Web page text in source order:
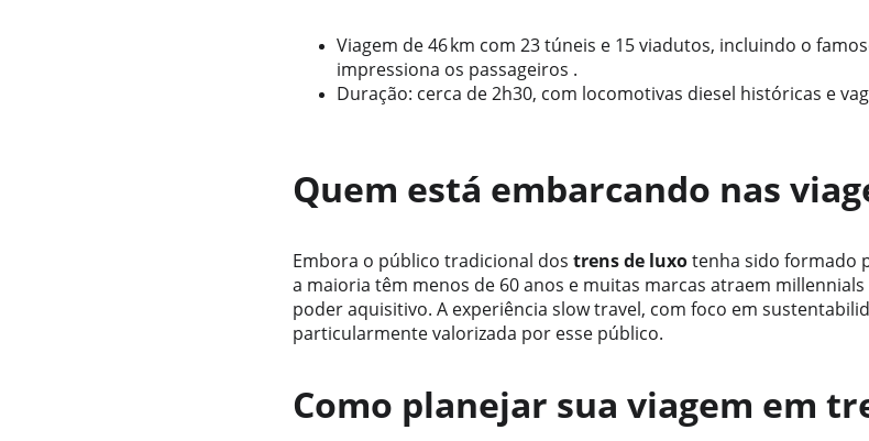
Viagem de 46 km com 23 túneis e 15 viadutos, incluindo o
impressiona os passageiros .
Duração: cerca de 2h30, com locomotivas diesel históricas e
Quem está embarcando nas
Embora o público tradicional dos trens de luxo tenha sido formado
a maioria têm menos de 60 anos e muitas marcas atraem
poder aquisitivo. A experiência slow travel, com foco em
particularmente valorizada por esse público.
Como planejar sua viagem em